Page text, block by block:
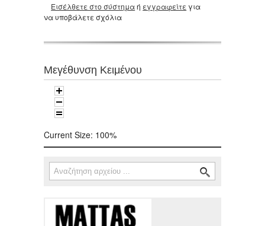
Εισέλθετε στο σύστημαή εγγραφείτε για
να υποβάλετε σχόλια
Μεγέθυνση Κειμένου
Current Size: 100%
Φόρμα αναζήτησης
Αναζήτηση